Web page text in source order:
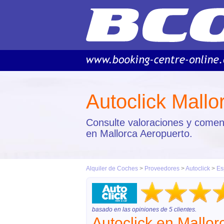
Autoclick
Consulte valoraciones y
en Mallorca Aeropuerto.
Alquiler de Coches > Proveedores >Autoclick >
basado en las opiniones de 5 clientes.